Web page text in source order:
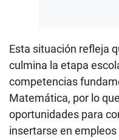
Esta situación refleja
culmina la etapa
competencias
Matemática, por lo
oportunidades para
insertarse en